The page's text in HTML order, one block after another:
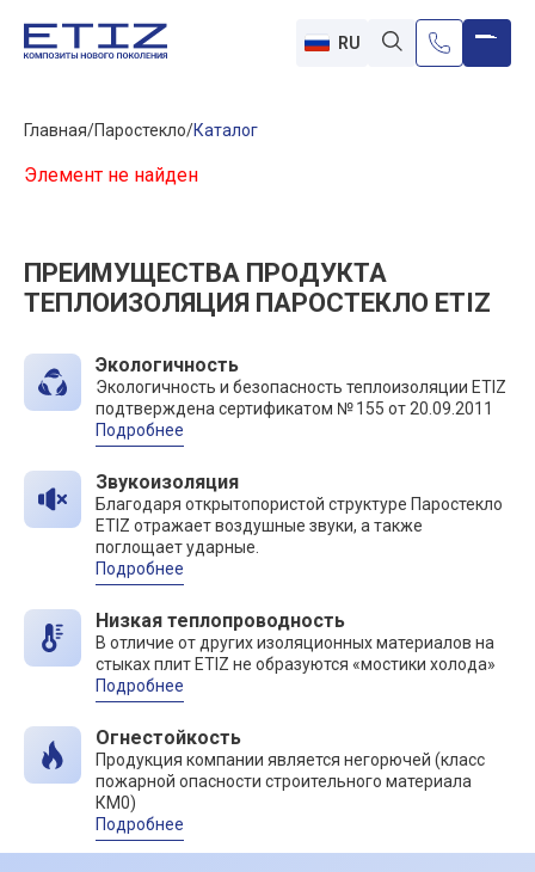
RU
Главная Паростекло Каталог
Элемент не найден
ПРЕИМУЩЕСТВА ПРОДУКТА
ТЕПЛОИЗОЛЯЦИЯ ПАРОСТЕКЛО ETIZ
Экологичность
Экологичность и безопасность теплоизоляции ETIZ
подтверждена сертификатом № 155 от 20.09.2011
Подробнее
Звукоизоляция
Благодаря открытопористой структуре Паростекло
ETIZ отражает воздушные звуки, а также
поглощает ударные.
Подробнее
Низкая теплопроводность
В отличие от других изоляционных материалов на
стыках плит ETIZ не образуются «мостики холода»
Подробнее
Огнестойкость
Продукция компании является негорючей (класс
пожарной опасности строительного материала
КМ0)
Подробнее